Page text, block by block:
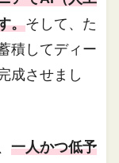
。そして、た
積してディー
成させまし
一人かつ低予